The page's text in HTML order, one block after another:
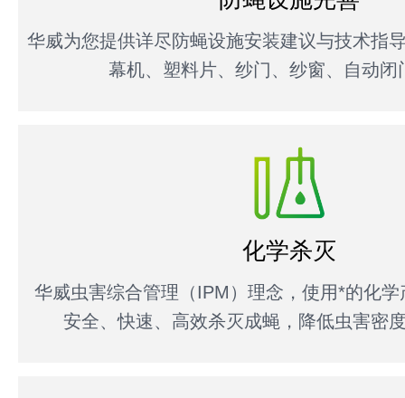
华威为您提供详尽防蝇设施安装建议与技术指
幕机、塑料片、纱门、纱窗、自动闭
化学杀灭
华威虫害综合管理（IPM）理念，使用*的化
安全、快速、高效杀灭成蝇，降低虫害密